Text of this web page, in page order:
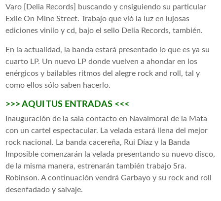
Varo [Delia Records] buscando y cnsiguiendo su particular
Exile On Mine Street. Trabajo que vió la luz en lujosas
ediciones vinilo y cd, bajo el sello Delia Records, también.
En la actualidad, la banda estará presentado lo que es ya su
cuarto LP. Un nuevo LP donde vuelven a ahondar en los
enérgicos y bailables ritmos del alegre rock and roll, tal y
como ellos sólo saben hacerlo.
>>> AQUI TUS ENTRADAS <<<
Inauguración de la sala contacto en Navalmoral de la Mata
con un cartel espectacular. La velada estará llena del mejor
rock nacional. La banda cacereña, Rui Díaz y la Banda
Imposible comenzarán la velada presentando su nuevo disco,
de la misma manera, estrenarán también trabajo Sra.
Robinson. A continuación vendrá Garbayo y su rock and roll
desenfadado y salvaje.